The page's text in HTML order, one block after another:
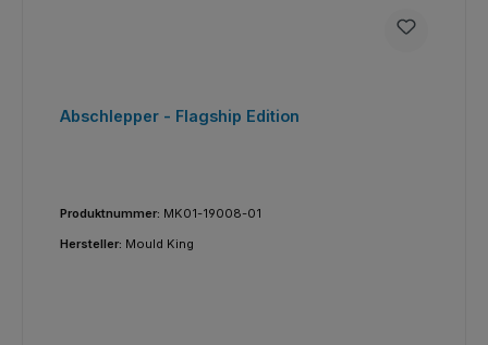
Abschlepper - Flagship Edition
Produktnummer: MK01-19008-01
Hersteller: Mould King